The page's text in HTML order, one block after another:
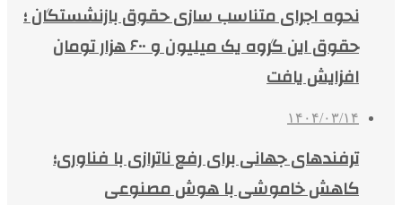
نحوه اجرای متناسب سازی حقوق بازنشستگان ؛
حقوق این گروه یک میلیون و ۶۰۰ هزار تومان
افزایش یافت
۱۴۰۴/۰۳/۱۴
ترفندهای جهانی برای رفع ناترازی با فناوری؛
کاهش خاموشی با هوش مصنوعی